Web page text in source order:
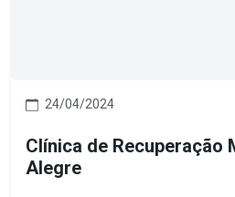
24/04/2024
Clínica de Recuperação
Alegre